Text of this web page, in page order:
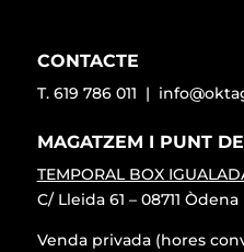
CONTACTE
T. 619 786 011 |
MAGATZEM I PUNT
TEMPORAL BOX
C/ Lleida 61 – 08711 Òdena
Venda privada (hores